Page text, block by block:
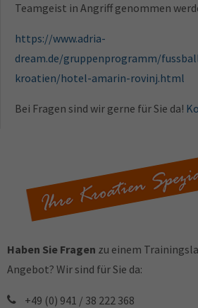
Teamgeist in Angriff genommen
https://www.adria-
dream.de/gruppenprogramm/
kroatien/hotel-amarin-rovinj.html
Bei Fragen sind wir gerne für Sie da!
Haben Sie Fragen zu einem
Angebot? Wir sind für Sie da:
+49 (0) 941 / 38 222 368